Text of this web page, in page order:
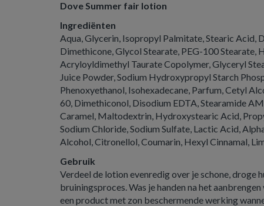
Dove Summer fair lotion
Ingrediënten
Aqua, Glycerin, Isopropyl Palmitate, Stearic Acid,
Dimethicone, Glycol Stearate, PEG-100
Acryloyldimethyl Taurate Copolymer, Glyceryl
Juice Powder, Sodium Hydroxypropyl Starch
Phenoxyethanol, Isohexadecane, Parfum, Cetyl
60, Dimethiconol, Disodium EDTA, Stearamide
Caramel, Maltodextrin, Hydroxystearic Acid,
Sodium Chloride, Sodium Sulfate, Lactic Acid,
Alcohol, Citronellol, Coumarin, Hexyl Cinnamal,
Gebruik
Verdeel de lotion evenredig over je schone, droge
bruiningsproces. Was je handen na het
een product met zon beschermende werking